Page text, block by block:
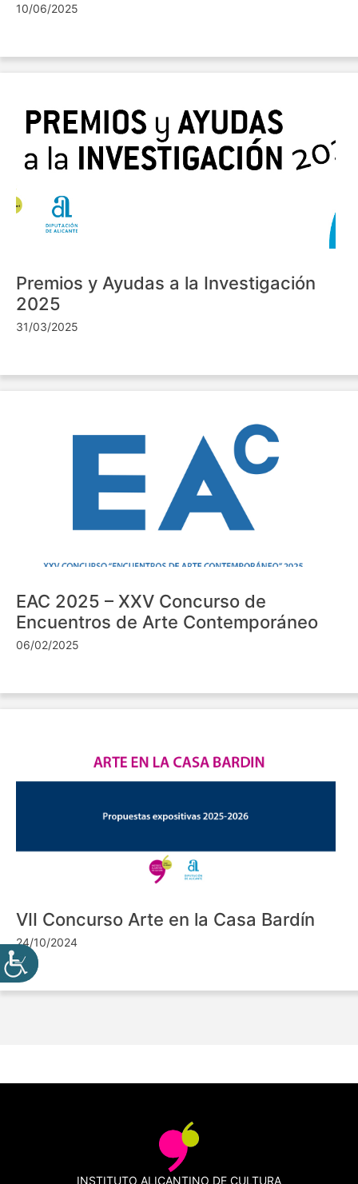
10/06/2025
Premios y Ayudas a la Investigación
2025
31/03/2025
EAC 2025 – XXV Concurso de
Encuentros de Arte Contemporáneo
06/02/2025
VII Concurso Arte en la Casa Bardín
24/10/2024
INSTITUTO ALICANTINO DE CULTURA